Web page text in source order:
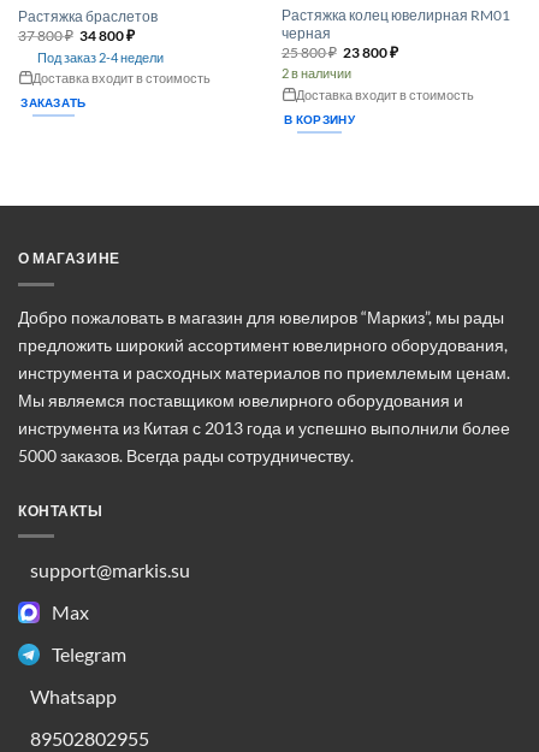
Растяжка браслетов
37 800₽ Первоначальная
цена
составляла
37 800 ₽.
34 800₽Текущая
34 800 ₽.
Под заказ 2-4 недели
Доставка входит в стоимость
ЗАКАЗАТЬ
Растяжка колец ювелирная RM01
черная
25 800₽ Первоначальная
составляла
25 800 ₽.
23 800₽Текущая
2 в наличии
Доставка входит в стоимость
В КОРЗИНУ
О МАГАЗИНЕ
Добро пожаловать в магазин для ювелиров “Маркиз”, мы рады
предложить широкий ассортимент ювелирного оборудования,
инструмента и расходных материалов по приемлемым ценам.
Мы являемся поставщиком ювелирного оборудования и
инструмента из Китая с 2013 года и успешно выполнили более
5000 заказов. Всегда рады сотрудничеству.
КОНТАКТЫ
support@markis.su
Max
Telegram
Whatsapp
89502802955